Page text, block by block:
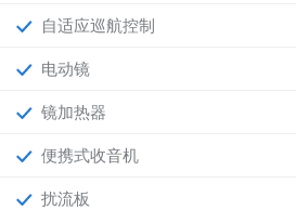
自适应巡航控制
电动镜
镜加热器
便携式收音机
扰流板